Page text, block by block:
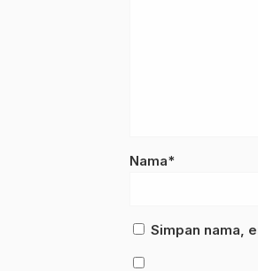
Nama*
Simpan nama,